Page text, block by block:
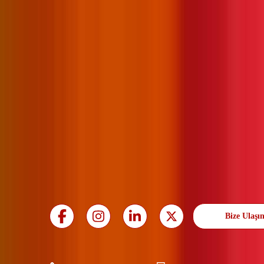
Bize Ulaşın